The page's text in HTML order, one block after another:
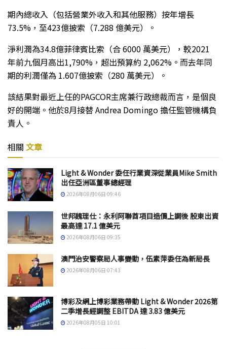
期內總收入（包括營業外收入和其他服務）按年增長
73.5%，至423億披索（7.288 億美元）。
淨利潤為34.8億菲律賓比索（合 6000 萬美元），較2021
年前九個月高出1,790%，超出預算約 2,062%。而去年同
期的利潤僅為 1.607億披索（280 萬美元）。
該結果對最近上任的PAGCOR主席兼行政總裁而言，是個良
好的開端。他於8月接替 Andrea Domingo 擔任監管機構負
責人。
相關 文章
Light & Wonder 委任行業資深從業員Mike Smith
出任亞洲區董事總經理
2026年08月06日 09:46
世邦魏理仕：永利阿聯酋項目造價上調後 股東出資
最高達 17.1 億美元
2026年08月06日 09:35
澳門治安警察局人事變動，伍素萍委任為新局長
2026年08月06日 07:43
博彩及網上博彩業務帶動 Light & Wonder 2026第
二季增長經調整 EBITDA 達 3.83 億美元
2026年08月05日 10:01